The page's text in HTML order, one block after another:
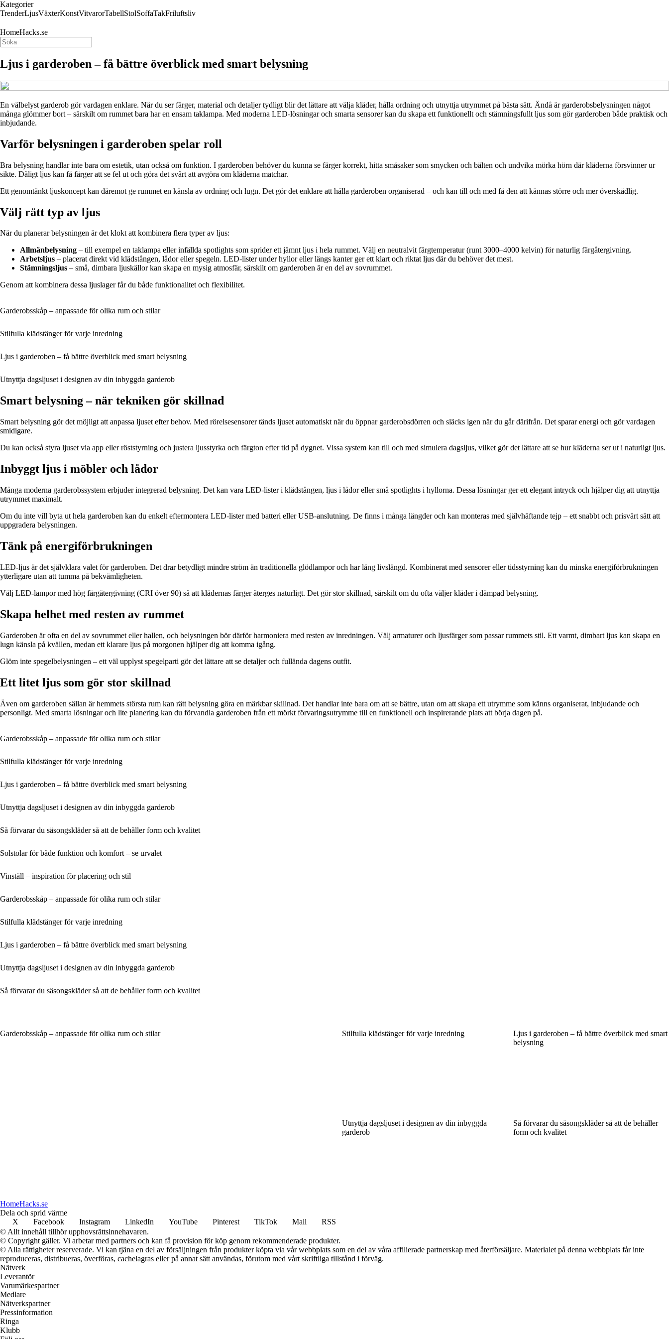
Kategorier
TrenderLjusVäxterKonstVitvarorTabellStolSoffaTakFriluftsliv
HomeHacks.se
Ljus i garderoben – få bättre överblick med smart belysning
En välbelyst garderob gör vardagen enklare. När du ser färger, material och detaljer tydligt blir det lättare att välja kläder, hålla ordning och utnyttja utrymmet på bästa sätt. Ändå är garderobsbelysningen något
många glömmer bort – särskilt om rummet bara har en ensam taklampa. Med moderna LED-lösningar och smarta sensorer kan du skapa ett funktionellt och stämningsfullt ljus som gör garderoben både praktisk och
inbjudande.
Varför belysningen i garderoben spelar roll
Bra belysning handlar inte bara om estetik, utan också om funktion. I garderoben behöver du kunna se färger korrekt, hitta småsaker som smycken och bälten och undvika mörka hörn där kläderna försvinner ur
sikte. Dåligt ljus kan få färger att se fel ut och göra det svårt att avgöra om kläderna matchar.
Ett genomtänkt ljuskoncept kan däremot ge rummet en känsla av ordning och lugn. Det gör det enklare att hålla garderoben organiserad – och kan till och med få den att kännas större och mer överskådlig.
Välj rätt typ av ljus
När du planerar belysningen är det klokt att kombinera flera typer av ljus:
Allmänbelysning – till exempel en taklampa eller infällda spotlights som sprider ett jämnt ljus i hela rummet. Välj en neutralvit färgtemperatur (runt 3000–4000 kelvin) för naturlig färgåtergivning.
Arbetsljus – placerat direkt vid klädstången, lådor eller spegeln. LED-lister under hyllor eller längs kanter ger ett klart och riktat ljus där du behöver det mest.
Stämningsljus – små, dimbara ljuskällor kan skapa en mysig atmosfär, särskilt om garderoben är en del av sovrummet.
Genom att kombinera dessa ljuslager får du både funktionalitet och flexibilitet.
Garderobsskåp – anpassade för olika rum och stilar
Stilfulla klädstänger för varje inredning
Ljus i garderoben – få bättre överblick med smart belysning
Utnyttja dagsljuset i designen av din inbyggda garderob
Smart belysning – när tekniken gör skillnad
Smart belysning gör det möjligt att anpassa ljuset efter behov. Med rörelsesensorer tänds ljuset automatiskt när du öppnar garderobsdörren och släcks igen när du går därifrån. Det sparar energi och gör vardagen
smidigare.
Du kan också styra ljuset via app eller röststyrning och justera ljusstyrka och färgton efter tid på dygnet. Vissa system kan till och med simulera dagsljus, vilket gör det lättare att se hur kläderna ser ut i naturligt ljus.
Inbyggt ljus i möbler och lådor
Många moderna garderobssystem erbjuder integrerad belysning. Det kan vara LED-lister i klädstången, ljus i lådor eller små spotlights i hyllorna. Dessa lösningar ger ett elegant intryck och hjälper dig att utnyttja
utrymmet maximalt.
Om du inte vill byta ut hela garderoben kan du enkelt eftermontera LED-lister med batteri eller USB-anslutning. De finns i många längder och kan monteras med självhäftande tejp – ett snabbt och prisvärt sätt att
uppgradera belysningen.
Tänk på energiförbrukningen
LED-ljus är det självklara valet för garderoben. Det drar betydligt mindre ström än traditionella glödlampor och har lång livslängd. Kombinerat med sensorer eller tidsstyrning kan du minska energiförbrukningen
ytterligare utan att tumma på bekvämligheten.
Välj LED-lampor med hög färgåtergivning (CRI över 90) så att klädernas färger återges naturligt. Det gör stor skillnad, särskilt om du ofta väljer kläder i dämpad belysning.
Skapa helhet med resten av rummet
Garderoben är ofta en del av sovrummet eller hallen, och belysningen bör därför harmoniera med resten av inredningen. Välj armaturer och ljusfärger som passar rummets stil. Ett varmt, dimbart ljus kan skapa en
lugn känsla på kvällen, medan ett klarare ljus på morgonen hjälper dig att komma igång.
Glöm inte spegelbelysningen – ett väl upplyst spegelparti gör det lättare att se detaljer och fullända dagens outfit.
Ett litet ljus som gör stor skillnad
Även om garderoben sällan är hemmets största rum kan rätt belysning göra en märkbar skillnad. Det handlar inte bara om att se bättre, utan om att skapa ett utrymme som känns organiserat, inbjudande och
personligt. Med smarta lösningar och lite planering kan du förvandla garderoben från ett mörkt förvaringsutrymme till en funktionell och inspirerande plats att börja dagen på.
Garderobsskåp – anpassade för olika rum och stilar
Stilfulla klädstänger för varje inredning
Ljus i garderoben – få bättre överblick med smart belysning
Utnyttja dagsljuset i designen av din inbyggda garderob
Så förvarar du säsongskläder så att de behåller form och kvalitet
Solstolar för både funktion och komfort – se urvalet
Vinställ – inspiration för placering och stil
Garderobsskåp – anpassade för olika rum och stilar
Stilfulla klädstänger för varje inredning
Ljus i garderoben – få bättre överblick med smart belysning
Utnyttja dagsljuset i designen av din inbyggda garderob
Så förvarar du säsongskläder så att de behåller form och kvalitet
Garderobsskåp – anpassade för olika rum och stilar Stilfulla klädstänger för varje inredning
Ljus i garderoben – få bättre överblick med smart
belysning
Utnyttja dagsljuset i designen av din inbyggda
garderob
Så förvarar du säsongskläder så att de behåller
form och kvalitet
HomeHacks.se
Dela och sprid värme
X
Facebook Instagram LinkedIn YouTube Pinterest TikTok Mail
RSS
© Allt innehåll tillhör upphovsrättsinnehavaren.
© Copyright gäller. Vi arbetar med partners och kan få provision för köp genom rekommenderade produkter.
© Alla rättigheter reserverade. Vi kan tjäna en del av försäljningen från produkter köpta via vår webbplats som en del av våra affilierade partnerskap med återförsäljare. Materialet på denna webbplats får inte
reproduceras, distribueras, överföras, cachelagras eller på annat sätt användas, förutom med vårt skriftliga tillstånd i förväg.
Nätverk
Leverantör
Varumärkespartner
Medlare
Nätverkspartner
Pressinformation
Ringa
Klubb